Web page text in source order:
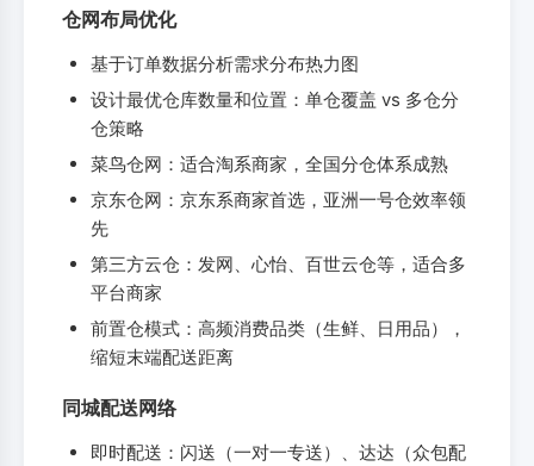
仓网布局优化
基于订单数据分析需求分布热力图
设计最优仓库数量和位置：单仓覆盖 vs 多仓分
仓策略
菜鸟仓网：适合淘系商家，全国分仓体系成熟
京东仓网：京东系商家首选，亚洲一号仓效率领
先
第三方云仓：发网、心怡、百世云仓等，适合多
平台商家
前置仓模式：高频消费品类（生鲜、日用品），
缩短末端配送距离
同城配送网络
即时配送：闪送（一对一专送）、达达（众包配